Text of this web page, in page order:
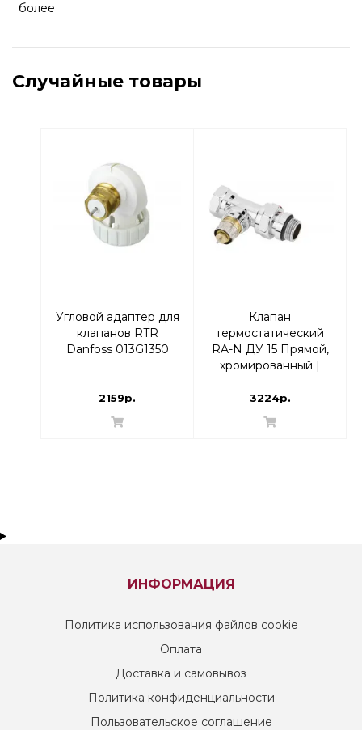
более
Случайные товары
Угловой адаптер для
клапанов RTR
Danfoss 013G1350
2159р.
Клапан
термостатический
RA-N ДУ 15 Прямой,
хромированный |
RTR-N
3224р.
ИНФОРМАЦИЯ
Политика использования файлов cookie
Оплата
Доставка и самовывоз
Политика конфиденциальности
Пользовательское соглашение